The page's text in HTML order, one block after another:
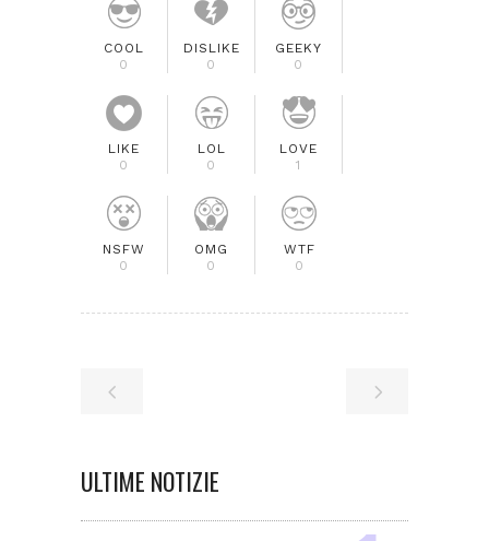
COOL
0
DISLIKE
0
GEEKY
0
LIKE
0
LOL
0
LOVE
1
NSFW
0
OMG
0
WTF
0
ULTIME NOTIZIE